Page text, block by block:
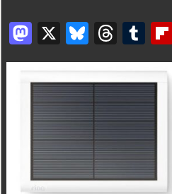
M
a
st
o
d
o
n
X
Bl
u
e
s
k
y
T
hr
e
a
d
s
T
u
m
bl
r